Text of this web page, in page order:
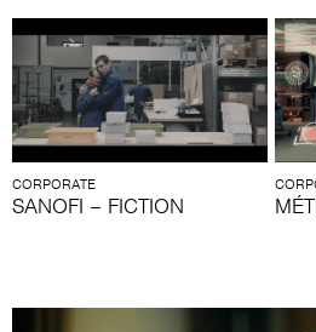
CORPORATE
SANOFI – FICTION